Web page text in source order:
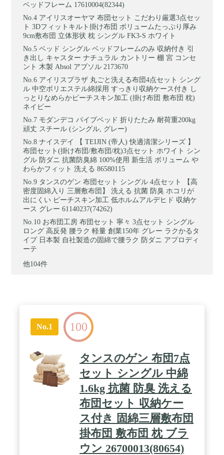
ベッドフレーム 17610004(82344)
アイリスオーヤマ 布団セット こだわり厳選3点セッ
ト 3Dフィットキルト掛け布団 ボリュームたっぷり厚み
9cm敷布団 立体形状 枕 シングル FK3-S ホワイト
ベッド シングル ベッドフレームのみ 収納付き 引
き出し キャスター ナチュラル カントリー 棚 宮 コンセ
ント 木製 Absol アブソル 2173670
アイリスプラザ 丸ごと洗える布団4点セット シング
ル 中空ポリエステル綿採用 すっきり収納ケース付き し
っとりなめらかピーチスキン加工 (掛け布団 敷布団 枕)
ネイビー
モダンデコ パイプベッド 折りたたみ 耐荷重200kg
頑丈 スチール (シングル, グレー)
ナイスデイ 【 TEIJIN (帝人) 快適清潔シリーズ 】
布団セット(掛け布団/敷布団/枕)3点セット ホワイト シン
グル 防ダニ 抗菌防臭綿 100%使用 新生活 ボリューム や
わらかフィット 洗える 86580115
タンスのゲン 布団セット シングル 4点セット 【高
密度固綿入り 三層敷布団】 洗える 抗菌 防臭 ホコリが
出にくい ピーチスキン加工 低ホルムアルデヒド 収納ケ
ース グレー 61140237(74262)
お布団工房 布団セット 寧々 3点セット シングル
ロング 高反発 腰ラク 軽量 創業150年 グレー ラクかるタ
イプ 日本製 自社製造の固綿で腰ラク 防ダニ アプロディ
ーテ
他104件
No.1 100
タンスのゲン 布団7点
セット シングル 中綿
1.6kg 抗菌 防臭 洗える
布団セット 収納ケー
ス付き 固綿三層敷布団
掛布団 敷布団 枕 ブラ
ウン 26700013(80654)